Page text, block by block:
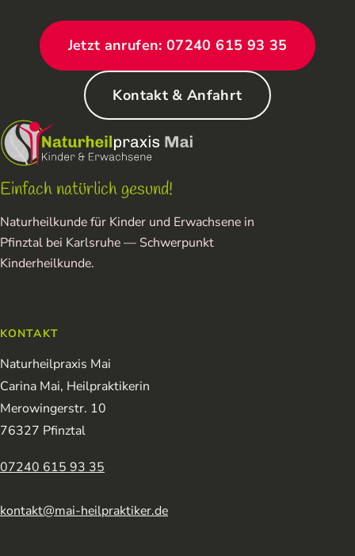
Jetzt anrufen: 07240 615 93 35
Kontakt & Anfahrt
Einfach natürlich gesund!
Naturheilkunde für Kinder und Erwachsene in
Pfinztal bei Karlsruhe — Schwerpunkt
Kinderheilkunde.
KONTAKT
Naturheilpraxis Mai
Carina Mai, Heilpraktikerin
Merowingerstr. 10
76327 Pfinztal
07240 615 93 35
kontakt@mai-heilpraktiker.de